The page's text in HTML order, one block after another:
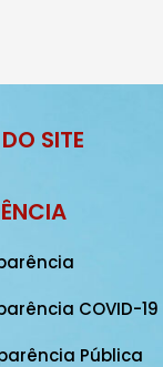
SITE
COVID-19
Pública